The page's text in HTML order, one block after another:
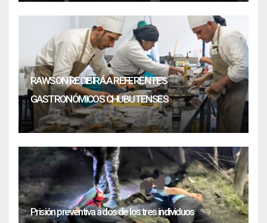
RAWSON RECIBIRÁ A REFERENTES
GASTRONÓMICOS CHUBUTENSES
Prisión preventiva a dos de los tres individuos